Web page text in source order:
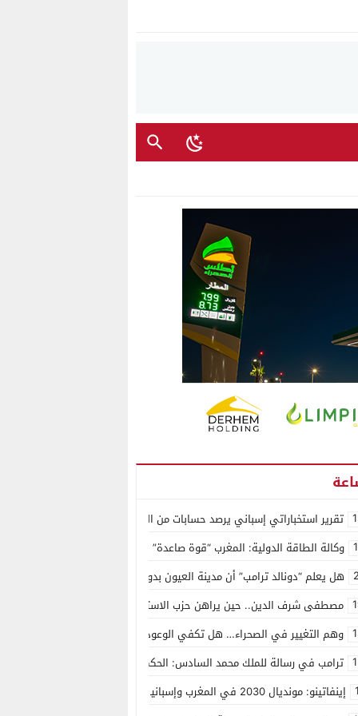
تقرير استخباراتي إسباني يرصد حسابات من الجزائر وأرقاما بـ”213+” ضمن حملة رقمية منظمة حرّضت على اقتحام سبتة
وكالة الطاقة الدولية: المغرب “قوة صاعدة” في سوق المعادن الاستراتيجية
هل يعلم “دونالد ترامب” أن مدينة العيون بدون ماء؟
مصطفى شرف الدين.. حين يراهن حزب الاستقلال على الكفاءة ويمنح الشباب
وهم التغيير في الصحراء… هل تكفي الوعود الفارغة لصناعة الواقع؟
ترامب في رسالة للملك محمد السادس: الحكم الذاتي هو الأساس الوحيد لحل
إينفاتينو: مونديال 2030 في المغرب وإسبانيا والبرتغال سيكون “الأجمل في التاريخ”